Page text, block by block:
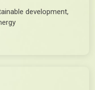
development,